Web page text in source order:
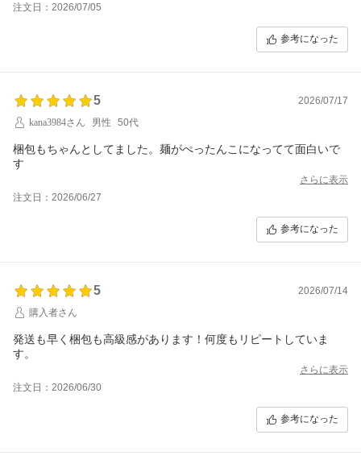
注文日：2026/07/05
参考になった
5
2026/07/17
kana3984さん
男性 50代
梱包もちゃんとしてました。麺がぺったんこになってて面白いで
す
さらに表示
注文日：2026/06/27
参考になった
5
2026/07/14
購入者さん
発送も早く梱包も高級感があります！何度もリピートしていま
す。
さらに表示
注文日：2026/06/30
参考になった